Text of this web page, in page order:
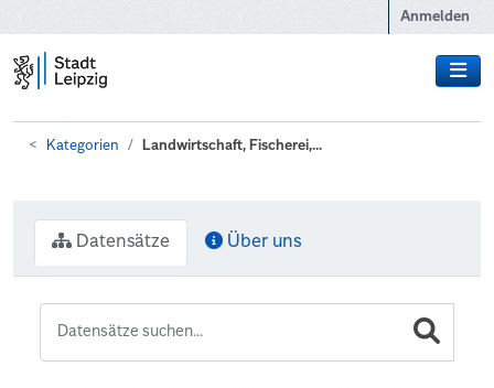
Anmelden
Kategorien Landwirtschaft, Fischerei,...
Datensätze Über uns